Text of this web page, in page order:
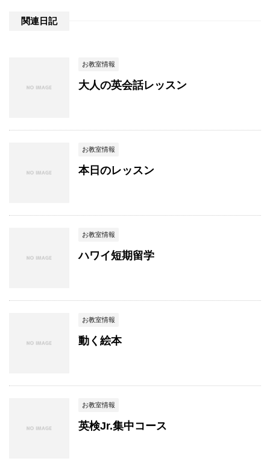
関連日記
お教室情報
大人の英会話レッスン
お教室情報
本日のレッスン
お教室情報
ハワイ短期留学
お教室情報
動く絵本
お教室情報
英検Jr.集中コース